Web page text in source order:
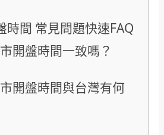
時間 常見問題快速FAQ
開盤時間一致嗎？
開盤時間與台灣有何